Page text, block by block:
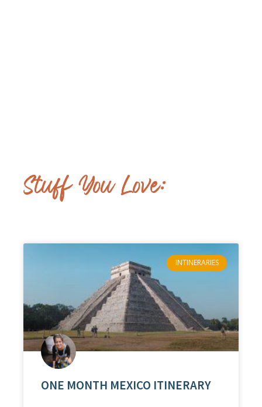
Stuff You Love:
INTINERARIES
ONE MONTH MEXICO ITINERARY